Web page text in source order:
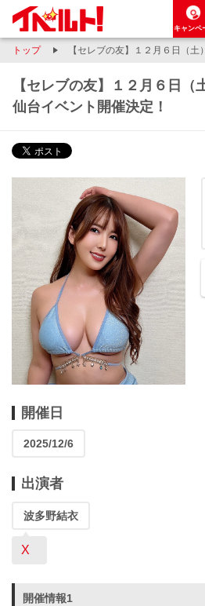
キャンペ
トップ 【セレブの友】１２月６日（土） 波
【セレブの友】１２月６日（
仙台イベント開催決定！
開催日
2025/12/6
出演者
波多野結衣
X
開催情報1